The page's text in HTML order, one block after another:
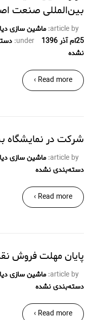
بین‌المللی صنعت
article by: ماشین سازی
25ام آذر 1396
under:
نشده
Read more ›
شرکت در نمایشگاه
article by: ماشین سازی
دسته‌بندی نشده
Read more ›
پایان مهلت فروش
article by: ماشین سازی
دسته‌بندی نشده
Read more ›